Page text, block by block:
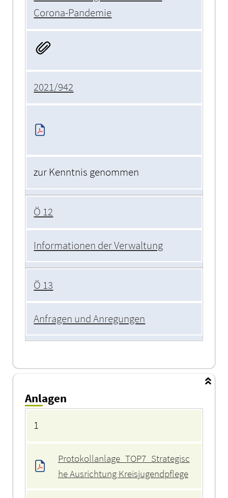
Corona-Pandemie
2021/942
zur Kenntnis genommen
Ö 12
Informationen der Verwaltung
Ö 13
Anfragen und Anregungen
Anlagen
1
Protokollanlage_TOP7_Strategisc
he Ausrichtung Kreisjugendpflege